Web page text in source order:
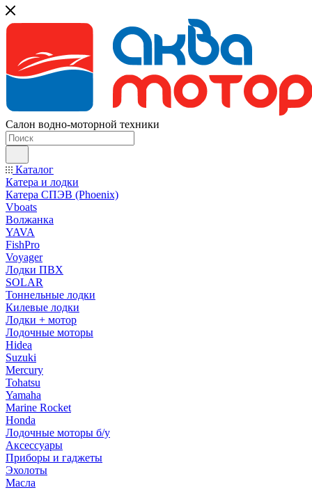
Салон водно-моторной техники
Каталог
Катера и лодки
Катера СПЭВ (Phoenix)
Vboats
Волжанка
YAVA
FishPro
Voyager
Лодки ПВХ
SOLAR
Тоннельные лодки
Килевые лодки
Лодки + мотор
Лодочные моторы
Hidea
Suzuki
Mercury
Tohatsu
Yamaha
Marine Rocket
Honda
Лодочные моторы б/у
Аксессуары
Приборы и гаджеты
Эхолоты
Масла